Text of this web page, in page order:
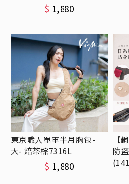
$ 1,880
東京職人單車半月胸包-
大- 焙茶棕7316L
$ 1,880
【
防